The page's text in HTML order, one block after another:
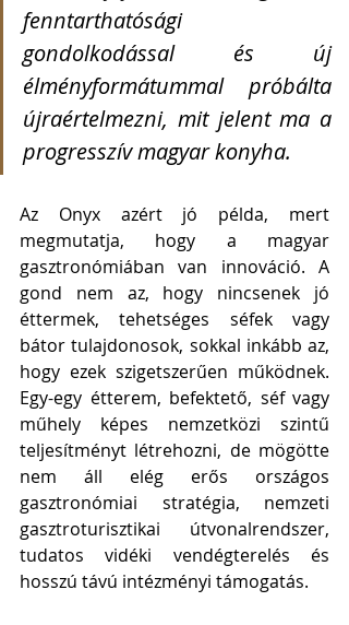
fenntarthatósági
gondolkodással és új
élményformátummal próbálta
újraértelmezni, mit jelent ma a
progresszív magyar konyha.
Az Onyx azért jó példa, mert
megmutatja, hogy a magyar
gasztronómiában van innováció. A
gond nem az, hogy nincsenek jó
éttermek, tehetséges séfek vagy
bátor tulajdonosok, sokkal inkább az,
hogy ezek szigetszerűen működnek.
Egy-egy étterem, befektető, séf vagy
műhely képes nemzetközi szintű
teljesítményt létrehozni, de mögötte
nem áll elég erős országos
gasztronómiai stratégia, nemzeti
gasztroturisztikai útvonalrendszer,
tudatos vidéki vendégterelés és
hosszú távú intézményi támogatás.